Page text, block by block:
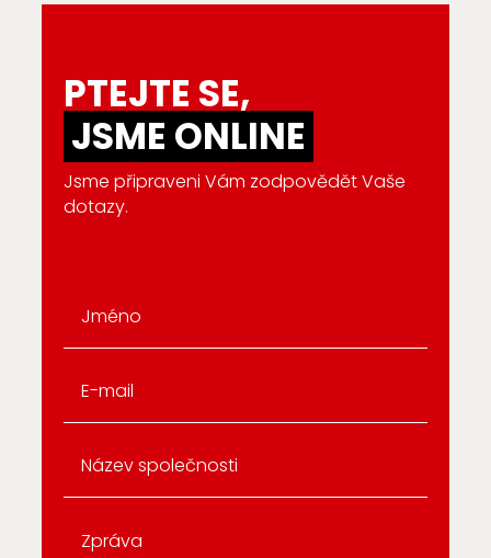
PTEJTE SE,
JSME ONLINE
Jsme připraveni Vám zodpovědět Vaše
dotazy.